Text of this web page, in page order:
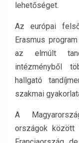
lehetőséget.
Az európai
Erasmus
az elmúlt
intézményből
hallgató
szakmai
A
országok között